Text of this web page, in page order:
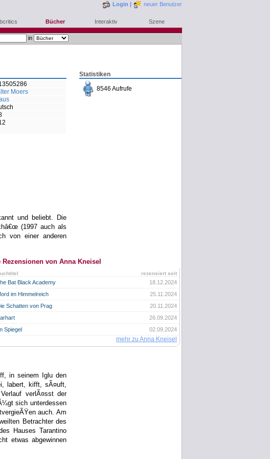
Login | neuer Benutzer
Bücher Interaktiv Szene
in
Statistiken
8546 Aufrufe
Moers
und beliebt. Die
(1997 auch als
von einer anderen
Rezensionen von Anna Kneisel
rezensiert seit
18.12.2024
Bat Black Academy
25.11.2024
im Himmelreich
20.11.2024
Schatten von Prag
26.09.2024
02.09.2024
Spiegel
mehr zu Anna Kneisel
in seinem Iglu den
labert, kifft, sÃ¤uft,
verlÃ¤sst der
sich unterdessen
auch. Am
Betrachter des
Hauses Tarantino
etwas abgewinnen